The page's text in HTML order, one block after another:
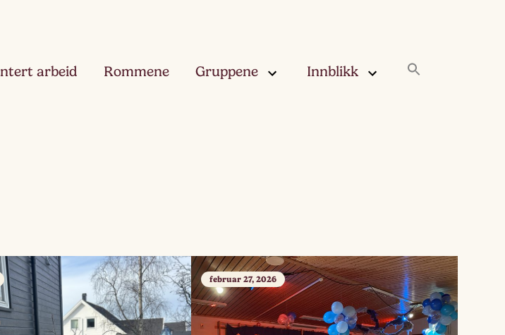
arbeid Rommene Gruppene
Treåringen
Slørskya –
Fireåringen
Innblikk
Slørskyan
Lagskyan
februar 27, 2026